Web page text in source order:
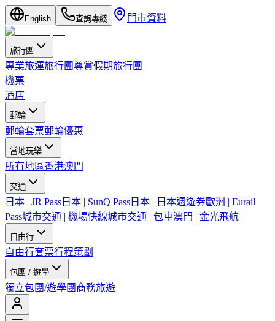
English 查詢專綫 門市資料
旅行團
專業旅運旅行團尊賞假期旅行團
機票
酒店
郵輪
郵輪套票郵輪優惠
當地玩樂
所有地區香港澳門
交通
日本 | JR Pass 日本 | SunQ Pass 日本 | 日本週遊券歐洲 | Eurail
Pass城市交通 | 機場快線城市交通 | 包車澳門 | 金光飛航
自由行
自由行套票行程策劃
包團 / 遊學
獨立包團/遊學團 商務旅遊